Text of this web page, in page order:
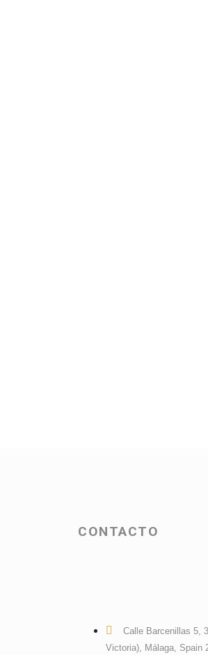
CONTACTO
Calle Barcenillas 5,
Victoria), Málaga, Spain